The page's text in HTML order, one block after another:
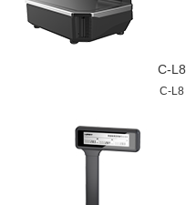
C-L8
C-L8